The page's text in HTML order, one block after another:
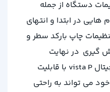
دستگاه از جمله
هایی در ابتدا و انتهای
چاپ بارکد سطر و
گیری در نهایت
سهولت میباشد . ترازوی دیجیتال vista P با قابلیت
خود می تواند به راحتی